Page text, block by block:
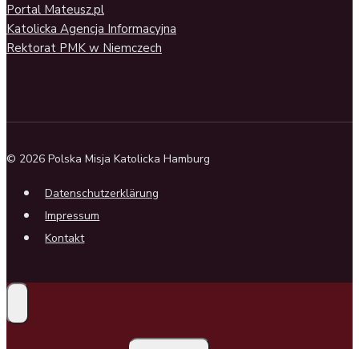
Portal Mateusz.pl
Katolicka Agencja Informacyjna
Rektorat PMK w Niemczech
© 2026 Polska Misja Katolicka Hamburg
Datenschutzerklärung
Impressum
Kontakt